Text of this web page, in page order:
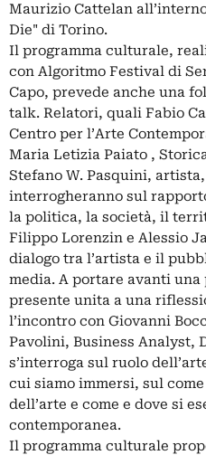
Maurizio Cattelan
Die" di Torino.
Il programma culturale,
con Algoritmo Festival di
Capo, prevede anche una
talk. Relatori, quali Fabio
Centro per l’Arte
Maria Letizia Paiato ,
Stefano W. Pasquini,
interrogheranno sul
la politica, la società, il
Filippo Lorenzin e Alessio
dialogo tra l’artista e il
media. A portare avanti
presente unita a una
l’incontro con Giovanni
Pavolini, Business Analyst,
s’interroga sul ruolo
cui siamo immersi, sul
dell’arte e come e dove si
contemporanea.
Il programma culturale